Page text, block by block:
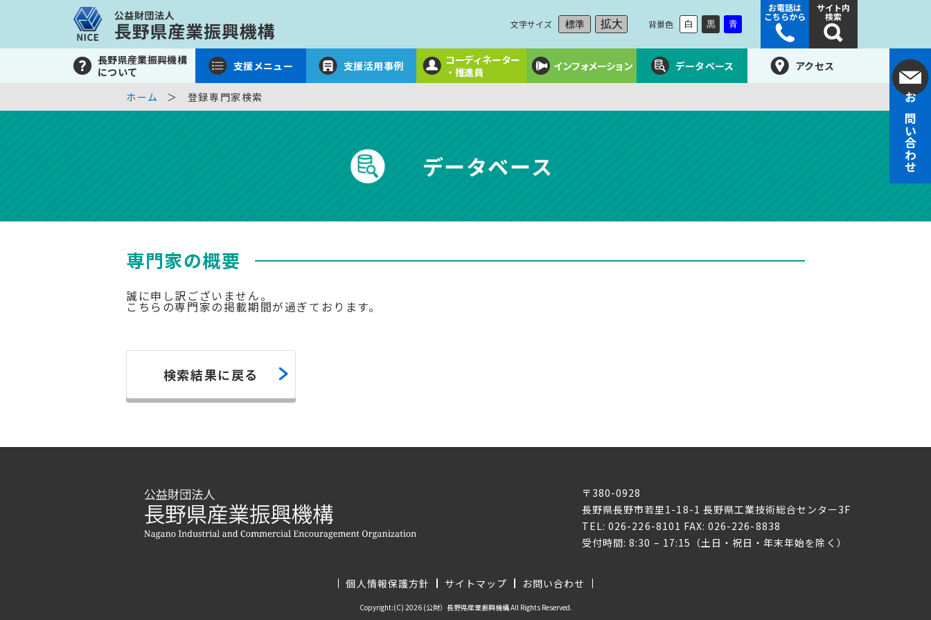
文字サイズ 標準 拡大 背景色 白 黒 青
お電話は
こちらから
サイト内
検索
長野県産業振興機構
について
支援メニュー 支援活用事例
コーディネーター
・推進員
インフォメーション データベース アクセス
お問い合わせ
ホーム 登録専門家検索
データベース
専門家の概要
誠に申し訳ございません。
こちらの専門家の掲載期間が過ぎております。
検索結果に戻る
〒380-0928
長野県長野市若里1-18-1 長野県工業技術総合センター3F
TEL: 026-226-8101 FAX: 026-226-8838
受付時間: 8:30 – 17:15（土日・祝日・年末年始を除く）
個人情報保護方針 サイトマップ お問い合わせ
Copyright:(C) 2026 (公財）長野県産業振興機構 All Rights Reserved.